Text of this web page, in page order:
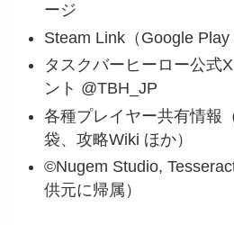
ージ
Steam Link（Google Play
タスクバーヒーロー公式
ント @TBH_JP
各種プレイヤー共有情報
袋、攻略Wiki ほか）
©Nugem Studio,
供元に帰属）